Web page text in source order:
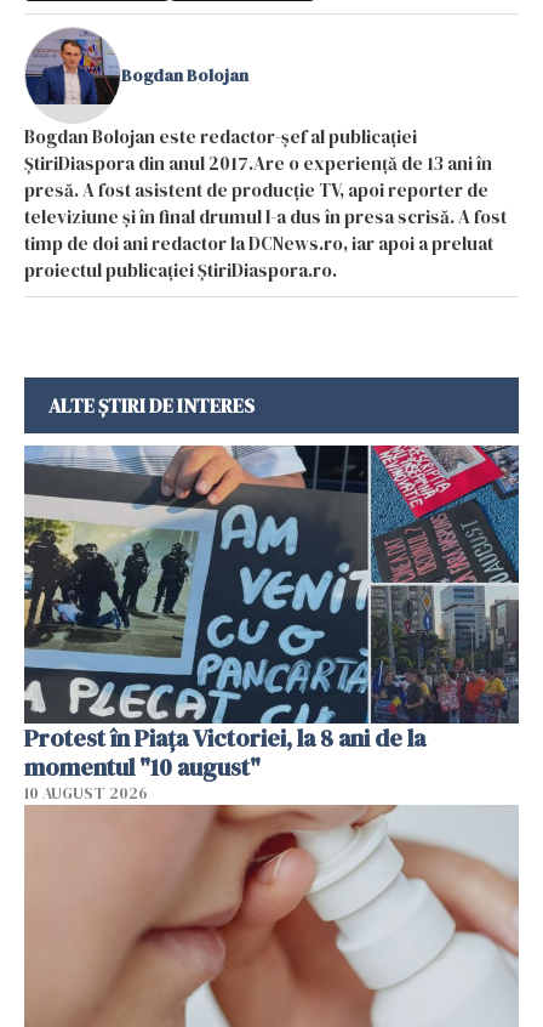
Bogdan Bolojan
Bogdan Bolojan este redactor-șef al publicației
ȘtiriDiaspora din anul 2017.Are o experiență de 13 ani în
presă. A fost asistent de producție TV, apoi reporter de
televiziune și în final drumul l-a dus în presa scrisă. A fost
timp de doi ani redactor la DCNews.ro, iar apoi a preluat
proiectul publicației ȘtiriDiaspora.ro.
ALTE ȘTIRI DE INTERES
Protest în Piața Victoriei, la 8 ani de la
momentul "10 august"
10 AUGUST 2026